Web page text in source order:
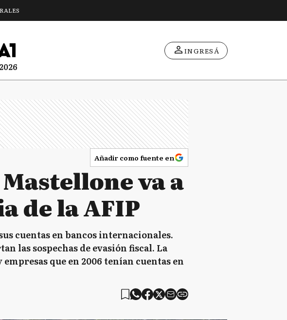
INGRESÁ
Añadir como fuente en
va a
de la AFIP
cuentas en bancos internacionales.
las sospechas de evasión fiscal. La
que en 2006 tenían cuentas en